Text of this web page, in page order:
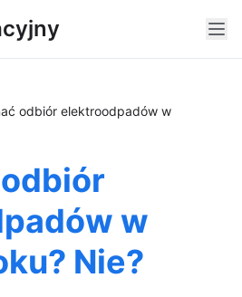
odbiór elektroodpadów w
w
Nie?